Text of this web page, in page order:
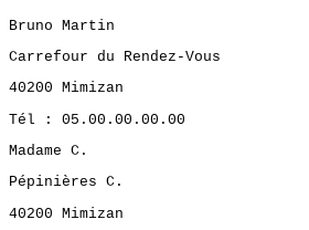
Bruno Martin
Carrefour du Rendez-Vous
40200 Mimizan
Tél : 05.00.00.00.00
Madame C.
Pépinières C.
40200 Mimizan